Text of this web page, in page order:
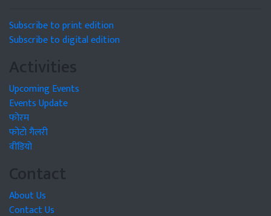
Subscribe to print edition
Subscribe to digital edition
Activities
Upcoming Events
Events Update
फोरम
फोटो गैलरी
वीडियो
Contact
About Us
Contact Us